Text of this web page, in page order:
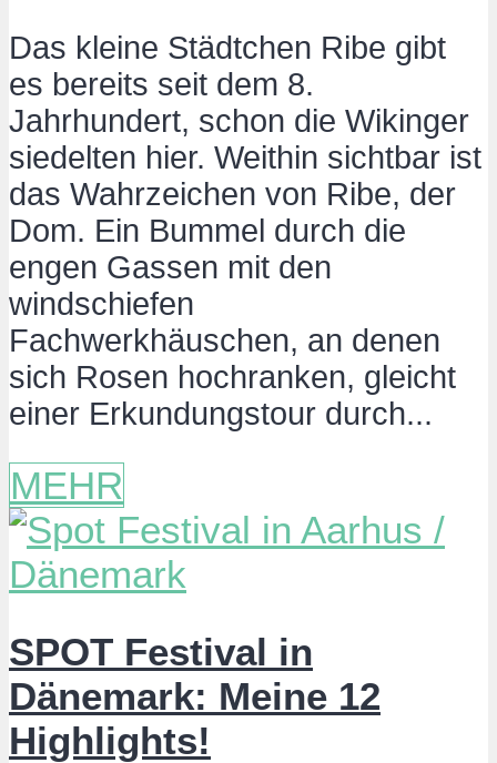
Das kleine Städtchen Ribe gibt
es bereits seit dem 8.
Jahrhundert, schon die Wikinger
siedelten hier. Weithin sichtbar ist
das Wahrzeichen von Ribe, der
Dom. Ein Bummel durch die
engen Gassen mit den
windschiefen
Fachwerkhäuschen, an denen
sich Rosen hochranken, gleicht
einer Erkundungstour durch...
MEHR
SPOT Festival in
Dänemark: Meine 12
Highlights!